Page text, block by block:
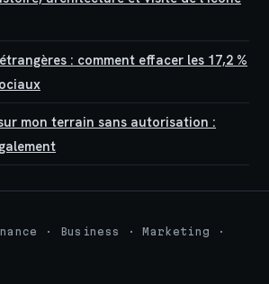
: comment effacer les 17,2 %
mon terrain sans autorisation :
· Business · Marketing ·